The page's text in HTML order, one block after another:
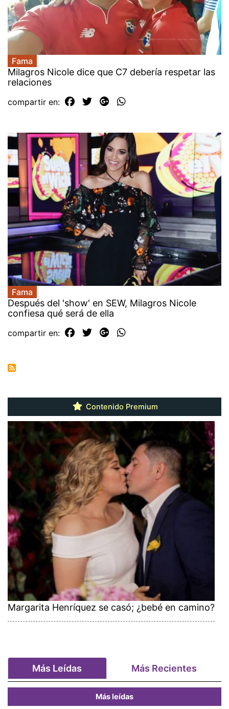
Fama
Milagros Nicole dice que C7 debería respetar las
relaciones
compartir en:
Fama
Después del 'show' en SEW, Milagros Nicole
confiesa qué será de ella
compartir en:
Contenido Premium
Margarita Henríquez se casó; ¿bebé en camino?
Más Leídas Más Recientes
Más leídas